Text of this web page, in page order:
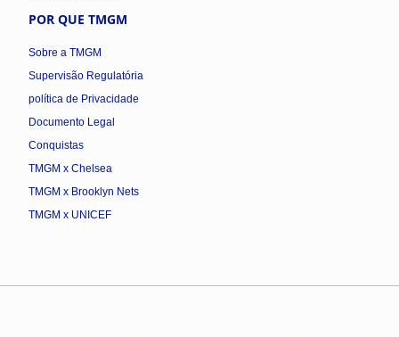
POR QUE TMGM
Sobre a TMGM
Supervisão Regulatória
política de Privacidade
Documento Legal
Conquistas
TMGM x Chelsea
TMGM x Brooklyn Nets
TMGM x UNICEF